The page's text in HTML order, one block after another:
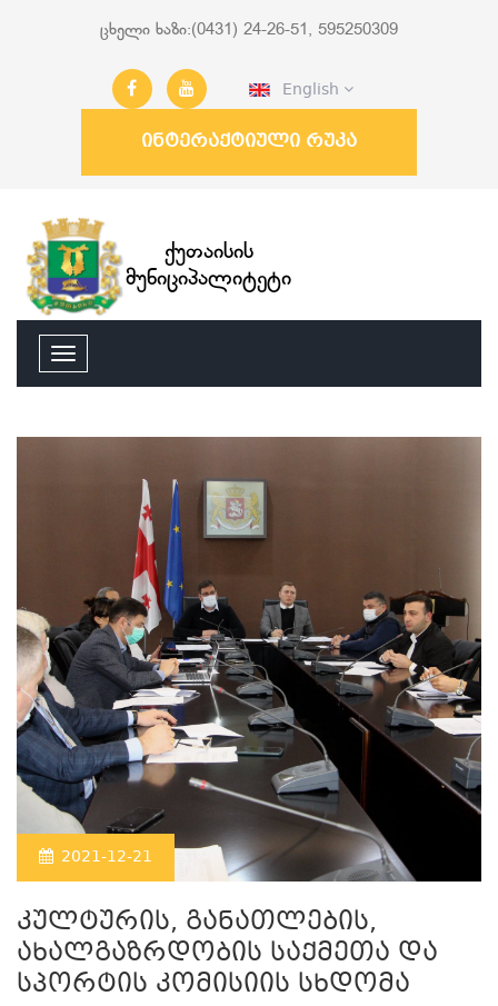
ცხელი ხაზი:(0431) 24-26-51, 595250309
English
ინტერაქტიული რუკა
ქუთაისის
მუნიციპალიტეტი
2021-12-21
კულტურის, განათლების,
ახალგაზრდობის საქმეთა და
სპორტის კომისიის სხდომა